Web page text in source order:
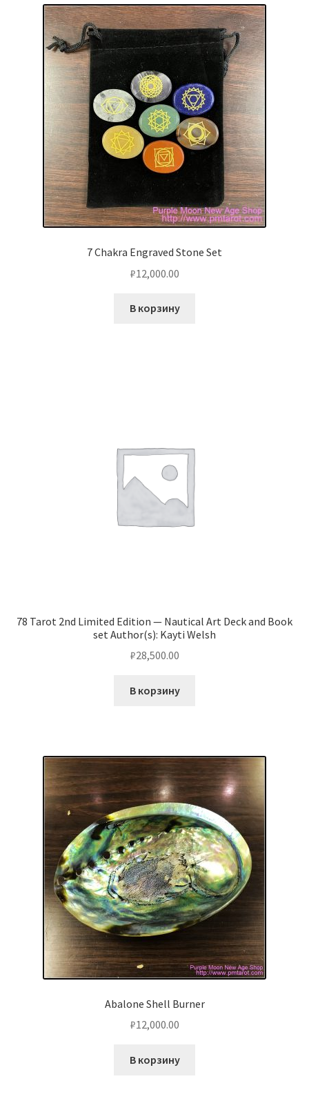
7 Chakra Engraved Stone Set
₽12,000.00
В корзину
78 Tarot 2nd Limited Edition — Nautical Art Deck and Book
set Author(s): Kayti Welsh
₽28,500.00
В корзину
Abalone Shell Burner
₽12,000.00
В корзину